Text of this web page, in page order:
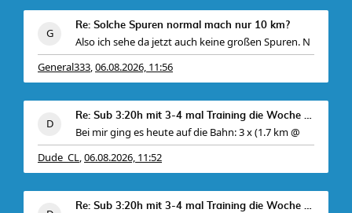
Re: Solche Spuren normal mach nur 10 km?
Also ich sehe da jetzt auch keine großen Spuren. N
General333,06.08.2026, 11:56
Re: Sub 3:20h mit 3-4 mal Training die Woche machb
Bei mir ging es heute auf die Bahn: 3 x (1.7 km @
Dude_CL,06.08.2026, 11:52
Re: Sub 3:20h mit 3-4 mal Training die Woche machb